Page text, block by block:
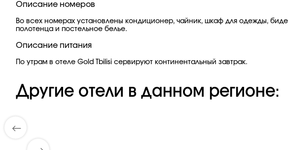
Описание номеров
Во всех номерах установлены кондиционер, чайник, шкаф для одежды,
полотенца и постельное белье.
Описание питания
По утрам в отеле Gold Tbilisi сервируют континентальный завтрак.
Другие отели в данном регионе: